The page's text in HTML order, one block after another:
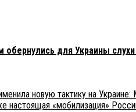
обернулись для Украины
новую тактику на
настоящая «мобилизация»